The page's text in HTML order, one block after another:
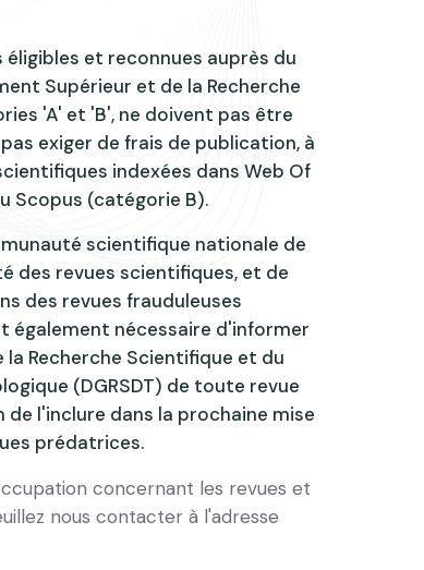
et reconnues auprès du
Supérieur et de la Recherche
'A' et 'B', ne doivent pas être
exiger de frais de publication, à
indexées dans Web Of
Scopus (catégorie B).
scientifique nationale de
des revues scientifiques, et de
des revues frauduleuses
également nécessaire d'informer
la Recherche Scientifique et du
(DGRSDT) de toute revue
de l'inclure dans la prochaine mise
prédatrices.
concernant les revues et
nous contacter à l'adresse